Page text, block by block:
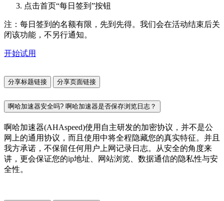
点击首页“每日签到”按钮
注：每日签到的名额有限，先到先得。我们会在活动结束后关
闭该功能，不另行通知。
开始试用
分享标题链接 分享页面链接
啊哈加速器安全吗? 啊哈加速器是否保存浏览日志？
啊哈加速器(AHAspeed)使用自主研发的加密协议，并不是公
网上的通用协议，而且使用中将全程隐藏您的真实特征。并且
我方承诺，不保留任何用户上网记录日志。从安全的角度来
讲，更会保证您的ip地址、网站浏览、数据通信的隐私性与安
全性。